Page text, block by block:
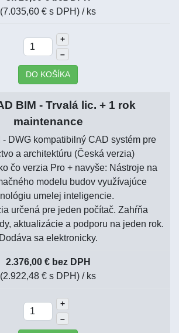
(7.035,60 € s DPH) / ks
+
–
DO KOŠÍKA
BIM - Trvalá lic. + 1 rok
maintenance
- DWG kompatibilný CAD systém pre
a architektúru (Česká verzia)
čo verzia Pro + navyše: Nástroje na
modelu budov využívajúce
umelej inteligencie.
určená pre jeden počítač. Zahŕňa
aktualizácie a podporu na jeden rok.
Dodáva sa elektronicky.
2.376,00 € bez DPH
(2.922,48 € s DPH) / ks
+
–